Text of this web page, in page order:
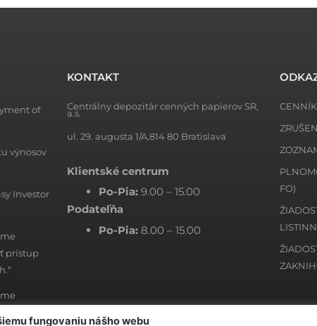
of
výnosov
Investor
prístup
KONTAKT
Centrálny depozitár cenných papierov SR,
a.s.
ul. 29. augusta 1/A,814 80 Bratislava
Klientské centrum
Po-Pia: 9.00 – 15.00
Podateľňa
Po-Pia:8.00 – 15.00
FO)
fungovaniu nášho webu